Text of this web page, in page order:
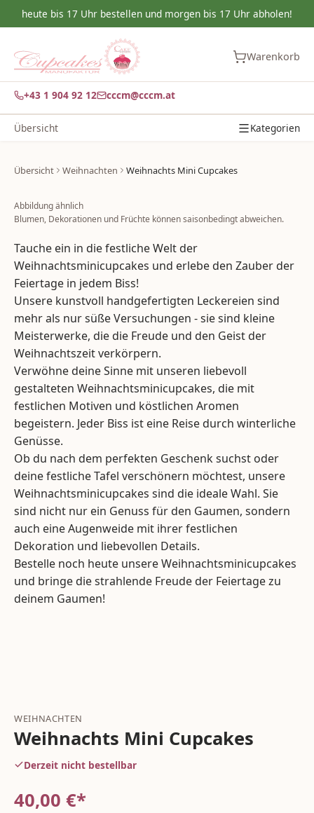
heute bis 17 Uhr bestellen und morgen bis 17 Uhr abholen!
Warenkorb
+43 1 904 92 12 cccm@cccm.at
Übersicht Kategorien
Übersicht Weihnachten Weihnachts Mini Cupcakes
Abbildung ähnlich
Blumen, Dekorationen und Früchte können saisonbedingt abweichen.
Tauche ein in die festliche Welt der
Weihnachtsminicupcakes und erlebe den Zauber der
Feiertage in jedem Biss!
Unsere kunstvoll handgefertigten Leckereien sind
mehr als nur süße Versuchungen - sie sind kleine
Meisterwerke, die die Freude und den Geist der
Weihnachtszeit verkörpern.
Verwöhne deine Sinne mit unseren liebevoll
gestalteten Weihnachtsminicupcakes, die mit
festlichen Motiven und köstlichen Aromen
begeistern. Jeder Biss ist eine Reise durch winterliche
Genüsse.
Ob du nach dem perfekten Geschenk suchst oder
deine festliche Tafel verschönern möchtest, unsere
Weihnachtsminicupcakes sind die ideale Wahl. Sie
sind nicht nur ein Genuss für den Gaumen, sondern
auch eine Augenweide mit ihrer festlichen
Dekoration und liebevollen Details.
Bestelle noch heute unsere Weihnachtsminicupcakes
und bringe die strahlende Freude der Feiertage zu
deinem Gaumen!
WEIHNACHTEN
Weihnachts Mini Cupcakes
Derzeit nicht bestellbar
40,00 €*